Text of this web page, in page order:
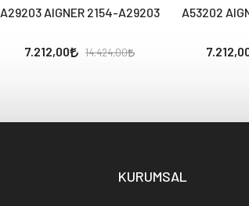
A29203 AIGNER 2154-A29203
7.212,00 14.424,00
A53202
KURUMSAL